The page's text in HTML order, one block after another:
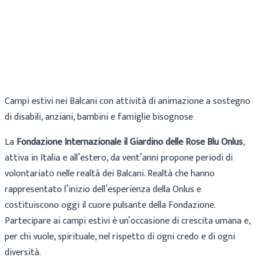
Campi estivi nei Balcani con attività di animazione a sostegno
di disabili, anziani, bambini e famiglie bisognose
LaFondazione Internazionale il Giardino delle Rose Blu Onlus,
attiva in Italia e all’estero, da vent’anni propone periodi di
volontariato nelle realtà dei Balcani. Realtà che hanno
rappresentato l’inizio dell’esperienza della Onlus e
costituiscono oggi il cuore pulsante della Fondazione.
Partecipare ai campi estivi è un’occasione di crescita umana e,
per chi vuole, spirituale, nel rispetto di ogni credo e di ogni
diversità.